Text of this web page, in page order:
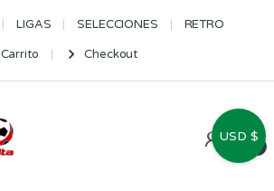
LIGAS SELECCIONES RETRO
Carrito Checkout
0
USD $